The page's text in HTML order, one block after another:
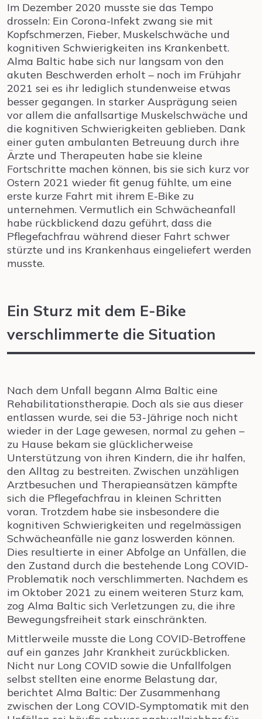
Im Dezember 2020 musste sie das Tempo
drosseln: Ein Corona-Infekt zwang sie mit
Kopfschmerzen, Fieber, Muskelschwäche und
kognitiven Schwierigkeiten ins Krankenbett.
Alma Baltic habe sich nur langsam von den
akuten Beschwerden erholt – noch im Frühjahr
2021 sei es ihr lediglich stundenweise etwas
besser gegangen. In starker Ausprägung seien
vor allem die anfallsartige Muskelschwäche und
die kognitiven Schwierigkeiten geblieben. Dank
einer guten ambulanten Betreuung durch ihre
Ärzte und Therapeuten habe sie kleine
Fortschritte machen können, bis sie sich kurz vor
Ostern 2021 wieder fit genug fühlte, um eine
erste kurze Fahrt mit ihrem E-Bike zu
unternehmen. Vermutlich ein Schwächeanfall
habe rückblickend dazu geführt, dass die
Pflegefachfrau während dieser Fahrt schwer
stürzte und ins Krankenhaus eingeliefert werden
musste.
Ein Sturz mit dem E-Bike
verschlimmerte die Situation
Nach dem Unfall begann Alma Baltic eine
Rehabilitationstherapie. Doch als sie aus dieser
entlassen wurde, sei die 53-Jährige noch nicht
wieder in der Lage gewesen, normal zu gehen –
zu Hause bekam sie glücklicherweise
Unterstützung von ihren Kindern, die ihr halfen,
den Alltag zu bestreiten. Zwischen unzähligen
Arztbesuchen und Therapieansätzen kämpfte
sich die Pflegefachfrau in kleinen Schritten
voran. Trotzdem habe sie insbesondere die
kognitiven Schwierigkeiten und regelmässigen
Schwächeanfälle nie ganz loswerden können.
Dies resultierte in einer Abfolge an Unfällen, die
den Zustand durch die bestehende Long COVID-
Problematik noch verschlimmerten. Nachdem es
im Oktober 2021 zu einem weiteren Sturz kam,
zog Alma Baltic sich Verletzungen zu, die ihre
Bewegungsfreiheit stark einschränkten.
Mittlerweile musste die Long COVID-Betroffene
auf ein ganzes Jahr Krankheit zurückblicken.
Nicht nur Long COVID sowie die Unfallfolgen
selbst stellten eine enorme Belastung dar,
berichtet Alma Baltic: Der Zusammenhang
zwischen der Long COVID-Symptomatik mit den